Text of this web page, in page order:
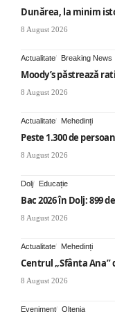
Dunărea, la minim
8 August 2026
Actualitate Breaking News
Moody’s păstrează
8 August 2026
Actualitate Mehedinți
Peste 1.300 de
8 August 2026
Dolj Educație
Bac 2026 în Dolj: 899
8 August 2026
Actualitate Mehedinți
Centrul „Sfânta
8 August 2026
Eveniment Oltenia